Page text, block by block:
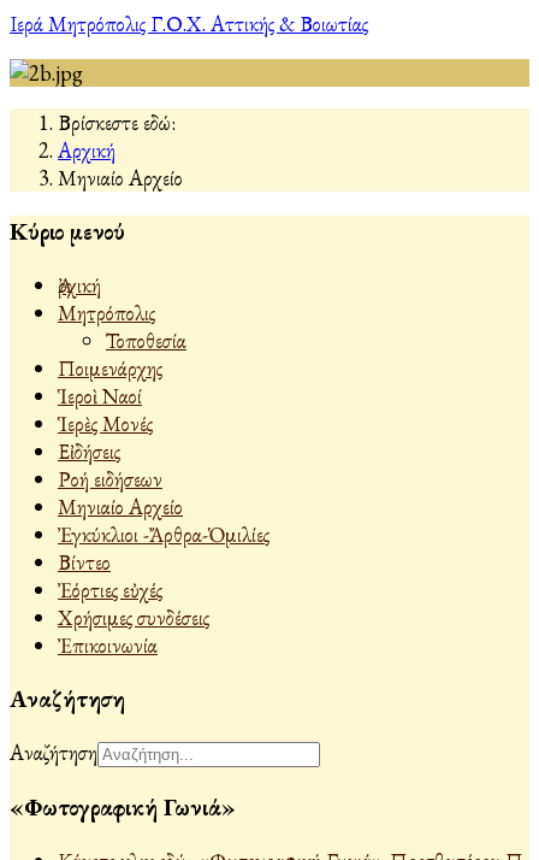
Ιερά Μητρόπολις Γ.Ο.Χ. Αττικής & Βοιωτίας
Βρίσκεστε εδώ:
Αρχική
Μηνιαίο Αρχείο
Κύριο μενού
Ἀρχική
Μητρόπολις
Τοποθεσία
Ποιμενάρχης
Ἱεροὶ Ναοί
Ἱερὲς Μονές
Εἰδήσεις
Ροή ειδήσεων
Μηνιαίο Αρχείο
Ἐγκύκλιοι -Ἄρθρα-Ὁμιλίες
Βίντεο
Ἐόρτιες εὐχές
Χρήσιμες συνδέσεις
Ἐπικοινωνία
Αναζήτηση
Αναζήτηση
«Φωτογραφική Γωνιά»